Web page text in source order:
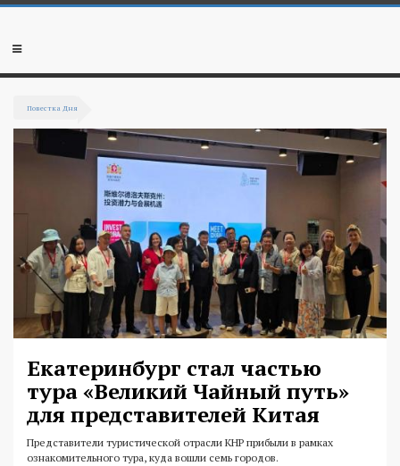
Перейти к основному содержанию
Мобильное
Повестка Дня
Екатеринбург стал частью
тура «Великий Чайный путь»
для представителей Китая
Представители туристической отрасли КНР прибыли в рамках
ознакомительного тура, куда вошли семь городов.